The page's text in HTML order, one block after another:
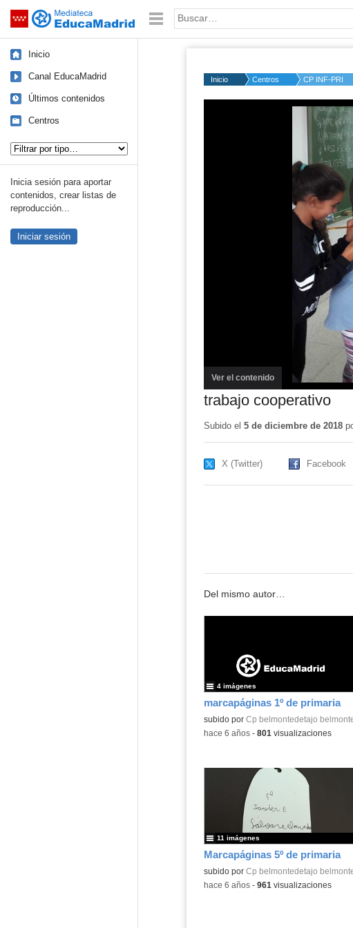
Saltar navegación Palabra o frase:
Inicio
Canal EducaMadrid
Últimos contenidos
Centros
Inicia sesión para aportar
contenidos, crear listas de
reproducción...
Iniciar sesión
Inicio Centros CP INF-PRI
Ver el contenido(ventana
nueva)
trabajo cooperativo
Subido el 5 de diciembre de 2018
X (Twitter) Facebook
Del mismo autor…
marcapáginas 1º de primaria
subido por Cp belmontedetajo
4 imágenes
-hace 6 años- 801 visualizaciones
Marcapáginas 5º de primaria
subido por Cp belmontedetajo
11 imágenes
-hace 6 años- 961 visualizaciones